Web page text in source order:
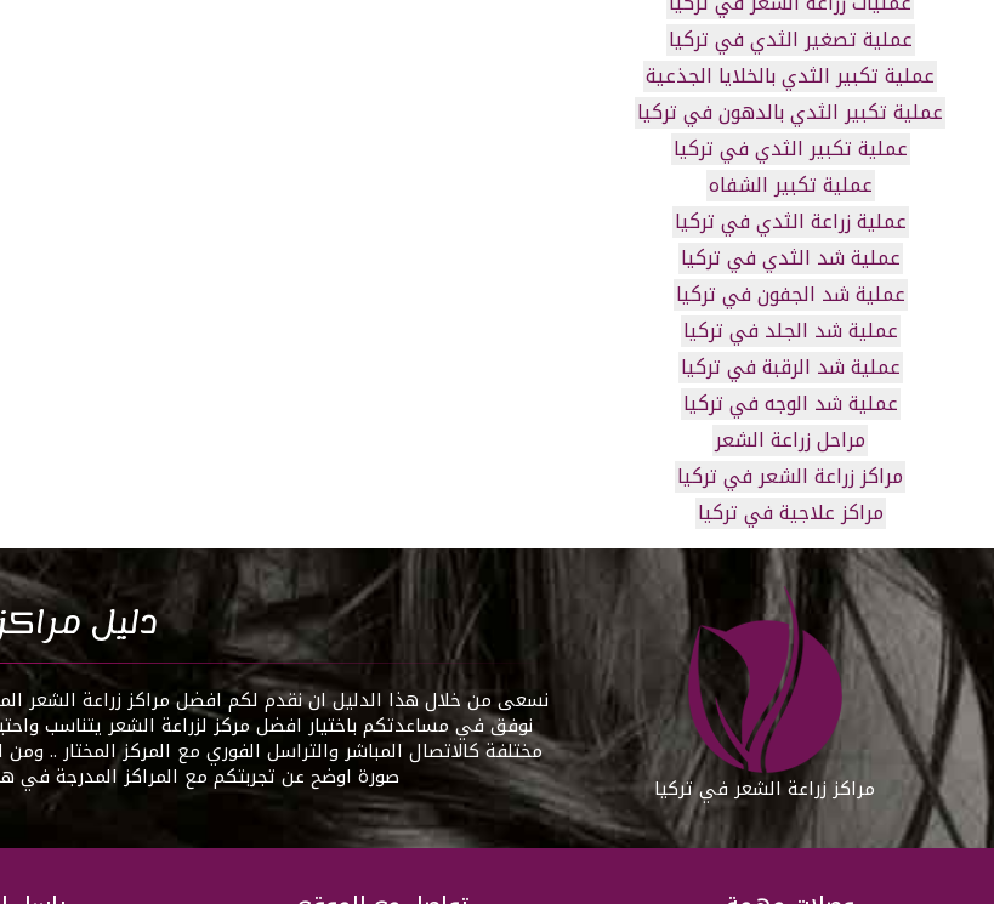
عملية تصغير الثدي في تركيا
عملية تكبير الثدي بالخلايا الجذعية
عملية تكبير الثدي بالدهون في تركيا
عملية تكبير الثدي في تركيا
عملية تكبير الشفاه
عملية زراعة الثدي في تركيا
عملية شد الثدي في تركيا
عملية شد الجفون في تركيا
عملية شد الجلد في تركيا
عملية شد الرقبة في تركيا
عملية شد الوجه في تركيا
مراحل زراعة الشعر
مراكز زراعة الشعر في تركيا
مراكز علاجية في تركيا
مراكز زراعة الشعر في تركيا
دليل
نسعى من خلال هذا الدليل ان نقدم لكم افضل مراكز زراعة الشعر
نوفق في مساعدتكم باختيار افضل مركز لزراعة الشعر يتناسب
مختلفة كالاتصال المباشر والتراسل الفوري مع المركز المختار ..
صورة اوضح عن تجربتكم مع المراكز المدرجة في